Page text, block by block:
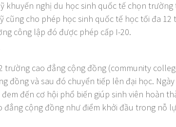
khuyến nghị du học sinh quốc tế chọn
cũng cho phép học sinh quốc tế học tối đa
công lập đó được phép cấp I-20.
trường cao đẳng cộng đồng (community
đồng và sau đó chuyển tiếp lên đại học.
đến cơ hội phổ biến giúp sinh viên hoàn
đẳng cộng đồng như điểm khởi đầu trong nỗ